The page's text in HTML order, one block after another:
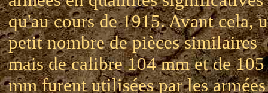
qu'au cours de 1915. Avant cela,
petit nombre de pièces similaires
mais de calibre 104 mm et de 105
mm furent utilisées par les